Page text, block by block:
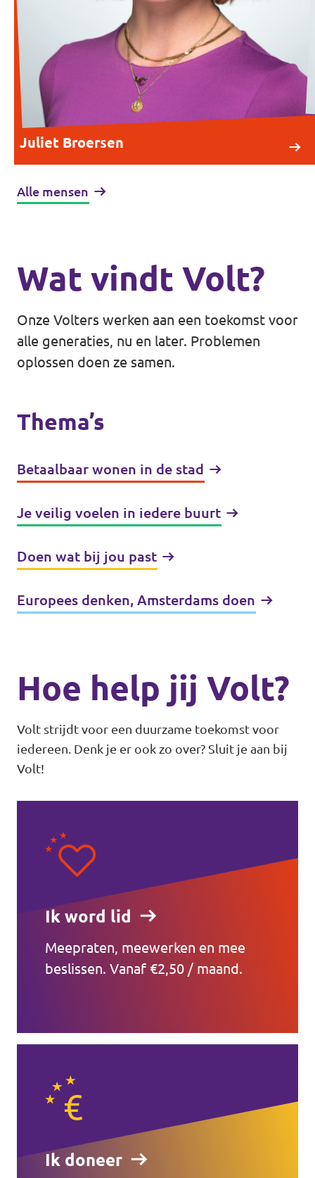
Juliet Broersen
Alle mensen
Wat vindt Volt?
Onze Volters werken aan een toekomst voor
alle generaties, nu en later. Problemen
oplossen doen ze samen.
Thema’s
Betaalbaar wonen in de stad
Je veilig voelen in iedere buurt
Doen wat bij jou past
Europees denken, Amsterdams doen
Hoe help jij Volt?
Volt strijdt voor een duurzame toekomst voor
iedereen. Denk je er ook zo over? Sluit je aan bij
Volt!
Ik word lid
Meepraten, meewerken en mee
beslissen. Vanaf €2,50 / maand.
Ik doneer